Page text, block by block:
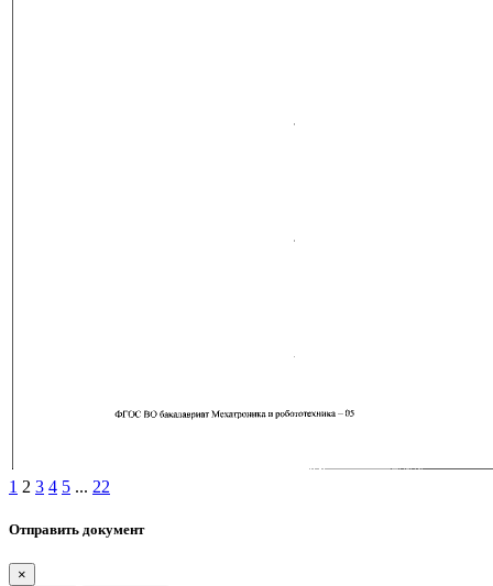
1 2 3 4 5 ... 22
Отправить документ
×